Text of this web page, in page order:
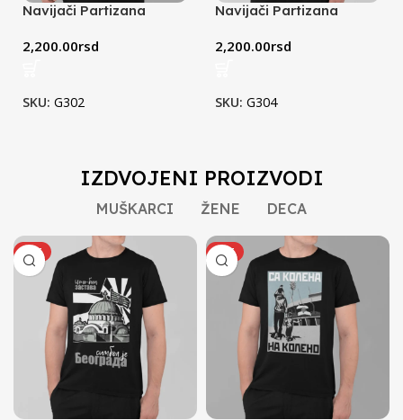
Navijači Partizana
2,200.00rsd
SKU: G302
Navijači Partizana
2,200.00rsd
SKU: G304
IZDVOJENI PROIZVODI
MUŠKARCI ŽENE DECA
HOT HOT